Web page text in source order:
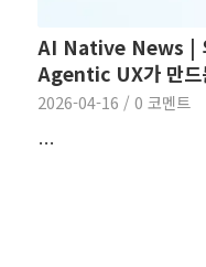
AI Native News |
Agentic UX가 만드
2026-04-16 / 0 코멘트
…